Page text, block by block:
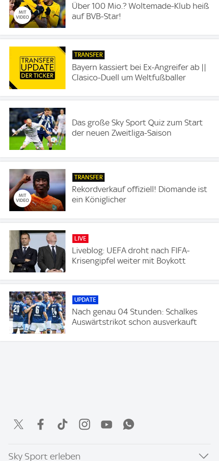
Über 100 Mio.? Woltemade-Klub heiß
auf BVB-Star!
TRANSFER
Bayern kassiert bei Ex-Angreifer ab ||
Clasico-Duell um Weltfußballer
Das große Sky Sport Quiz zum Start
der neuen Zweitliga-Saison
TRANSFER
Rekordverkauf offiziell! Diomande ist
ein Königlicher
LIVE
Liveblog: UEFA droht nach FIFA-
Krisengipfel weiter mit Boykott
UPDATE
Nach genau 04 Stunden: Schalkes
Auswärtstrikot schon ausverkauft
Sky Sport erleben